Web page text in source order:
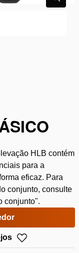
HLB contém
para a
eficaz. Para
conjunto, consulte
conjunto".